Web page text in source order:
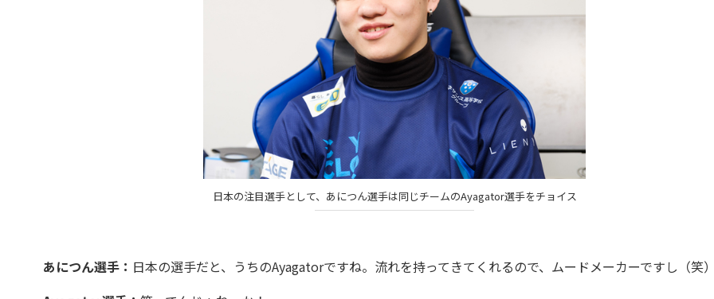
日本の注目選手として、あにつん選手は同じチームのAyagator選手をチョイス
あにつん選手： 日本の選手だと、うちのAyagatorですね。流れを持ってきてくれるので、ムードメーカーですし（笑）